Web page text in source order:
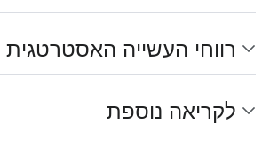
רווחי העשייה האסטרטגית
לקריאה נוספת